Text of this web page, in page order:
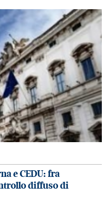
e CEDU: fra
diffuso di